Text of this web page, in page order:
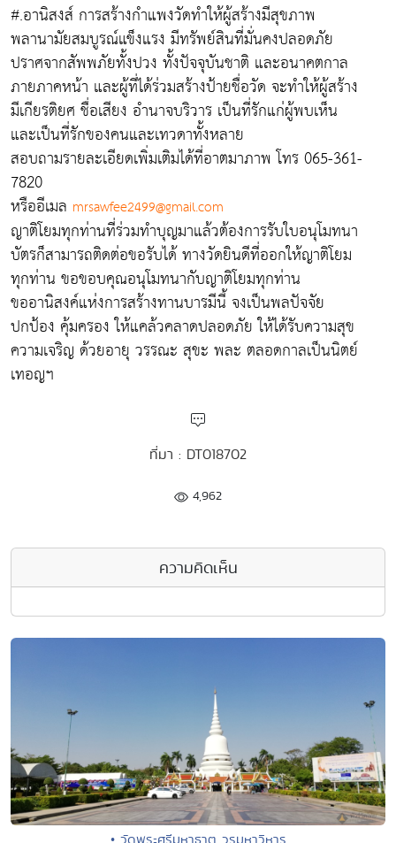
#.อานิสงส์ การสร้างกำแพงวัดทำให้ผู้สร้างมีสุขภาพ
พลานามัยสมบูรณ์แข็งแรง มีทรัพย์สินที่มั่นคงปลอดภัย
ปราศจากสัพพภัยทั้งปวง ทั้งปัจจุบันชาติ และอนาคตกาล
ภายภาคหน้า และผู้ที่ได้ร่วมสร้างป้ายชื่อวัด จะทำให้ผู้สร้าง
มีเกียรติยศ ชื่อเสียง อำนาจบริวาร เป็นที่รักแก่ผู้พบเห็น
และเป็นที่รักของคนและเทวดาทั้งหลาย
สอบถามรายละเอียดเพิ่มเติมได้ที่อาตมาภาพ โทร 065-361-
7820
หรืออีเมล mrsawfee2499@gmail.com
ญาติโยมทุกท่านที่ร่วมทำบุญมาแล้วต้องการรับใบอนุโมทนา
บัตรก็สามารถติดต่อขอรับได้ ทางวัดยินดีที่ออกให้ญาติโยม
ทุกท่าน ขอขอบคุณอนุโมทนากับญาติโยมทุกท่าน
ขออานิสงค์แห่งการสร้างทานบารมีนี้ จงเป็นพลปัจจัย
ปกป้อง คุ้มครอง ให้แคล้วคลาดปลอดภัย ให้ได้รับความสุข
ความเจริญ ด้วยอายุ วรรณะ สุขะ พละ ตลอดกาลเป็นนิตย์
เทอญฯ
ที่มา : DT018702
4,962
ความคิดเห็น
• วัดพระศรีมหาธาตุ วรมหาวิหาร